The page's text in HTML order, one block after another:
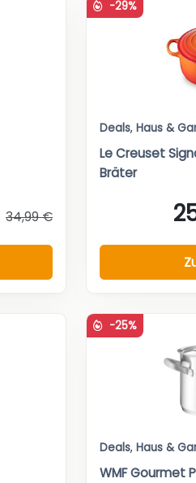
34,99 €
-29%
Deals, Haus &
Le Creuset
Bräter
-25%
Deals, Haus &
WMF Gourmet